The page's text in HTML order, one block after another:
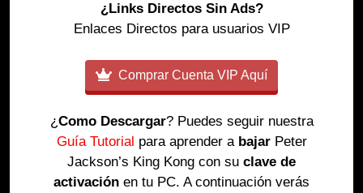
¿Links Directos Sin Ads?
Enlaces Directos para usuarios VIP
Comprar Cuenta VIP Aquí
¿Como Descargar? Puedes seguir nuestra
Guía Tutorial para aprender a bajarPeter
Jackson’s King Kong con su clave de
activación en tu PC. A continuación verás